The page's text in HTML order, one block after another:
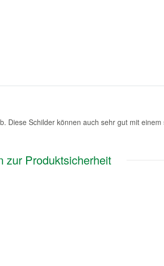
Schilder können auch sehr gut mit
zur Produktsicherheit